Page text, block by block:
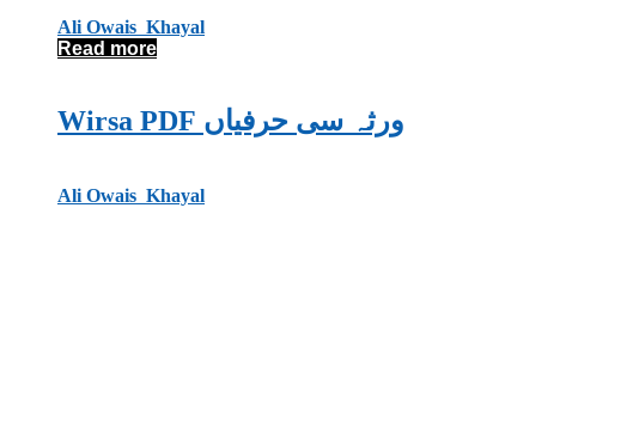
Ali Owais Khayal
Read more
Wirsa PDF ورثہ سی حرفیاں
Ali Owais Khayal